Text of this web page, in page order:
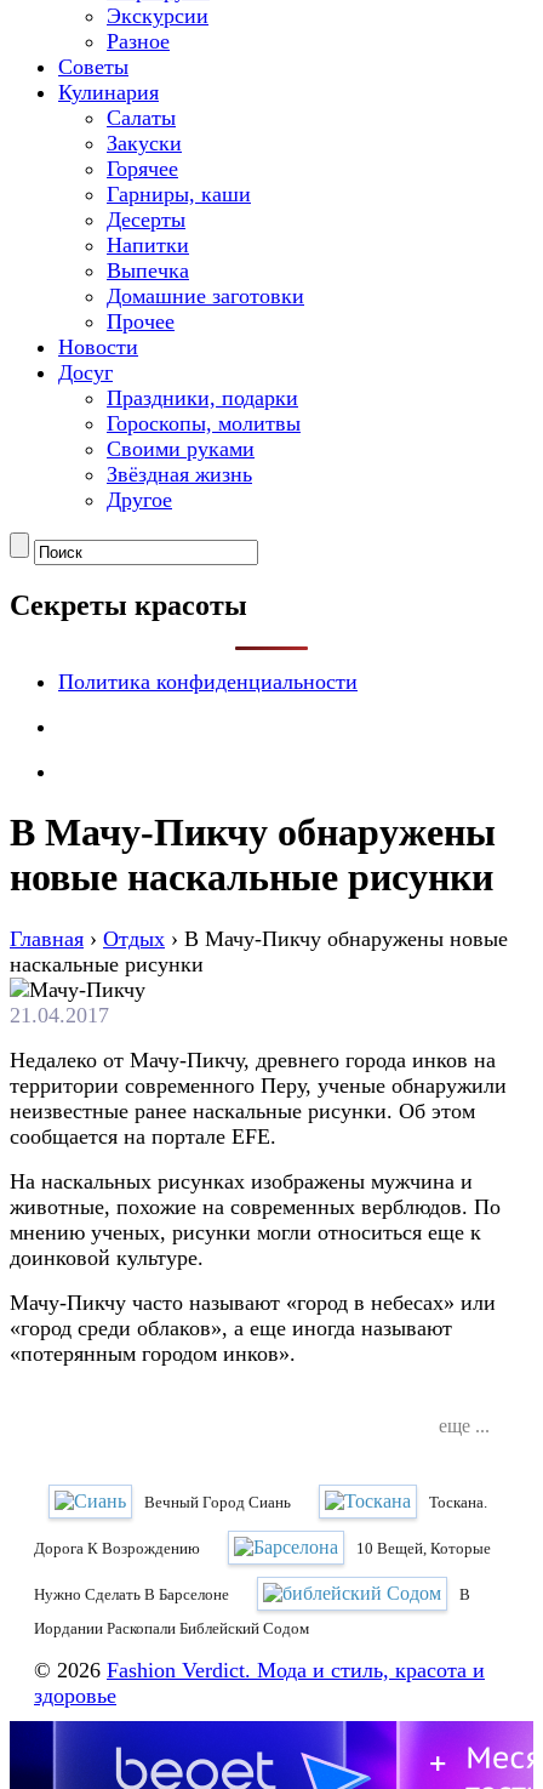
Экскурсии
Разное
Советы
Кулинария
Салаты
Закуски
Горячее
Гарниры, каши
Десерты
Напитки
Выпечка
Домашние заготовки
Прочее
Новости
Досуг
Праздники, подарки
Гороскопы, молитвы
Своими руками
Звёздная жизнь
Другое
Секреты красоты
Политика конфиденциальности
В Мачу-Пикчу обнаружены
новые наскальные рисунки
Главная › Отдых › В Мачу-Пикчу обнаружены новые
наскальные рисунки
21.04.2017
Недалеко от Мачу-Пикчу, древнего города инков на
территории современного Перу, ученые обнаружили
неизвестные ранее наскальные рисунки. Об этом
сообщается на портале EFE.
На наскальных рисунках изображены мужчина и
животные, похожие на современных верблюдов. По
мнению ученых, рисунки могли относиться еще к
доинковой культуре.
Мачу-Пикчу часто называют «город в небесах» или
«город среди облаков», а еще иногда называют
«потерянным городом инков».
еще ...
Вечный Город Сиань Тоскана.
Дорога К Возрождению 10 Вещей, Которые
Нужно Сделать В Барселоне
В
Иордании Раскопали Библейский Содом
© 2026 Fashion Verdict. Мода и стиль, красота и
здоровье